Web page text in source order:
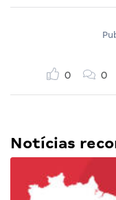
0 0
Notícias